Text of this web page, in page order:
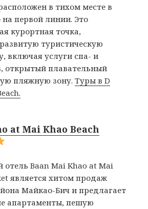
в тихом месте в
первой линии. Это
курортная точка,
туристическую
включая услуги спа- и
открытый плавательный
пляжную зону.Туры в D
at Mai Khao Beach
отель Baan Mai Khao at Mai
является хитом продаж
Майкао-Бич и предлагает
апартаменты, пешую